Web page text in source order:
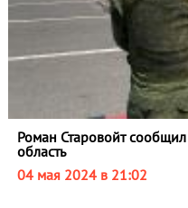
Роман Старовойт
область
04 мая 2024 в 21:02